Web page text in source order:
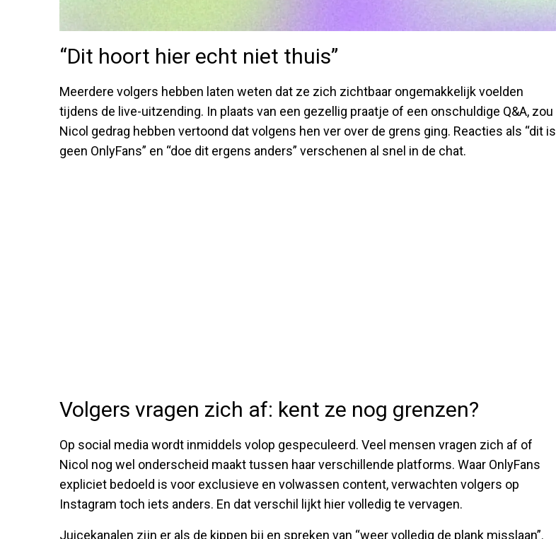
“Dit hoort hier echt niet thuis”
Meerdere volgers hebben laten weten dat ze zich zichtbaar ongemakkelijk voelden
tijdens de live-uitzending. In plaats van een gezellig praatje of een onschuldige Q&A, zou
Nicol gedrag hebben vertoond dat volgens hen ver over de grens ging. Reacties als “dit is
geen OnlyFans” en “doe dit ergens anders” verschenen al snel in de chat.
Volgers vragen zich af: kent ze nog grenzen?
Op social media wordt inmiddels volop gespeculeerd. Veel mensen vragen zich af of
Nicol nog wel onderscheid maakt tussen haar verschillende platforms. Waar OnlyFans
expliciet bedoeld is voor exclusieve en volwassen content, verwachten volgers op
Instagram toch iets anders. En dat verschil lijkt hier volledig te vervagen.
Juicekanalen zijn er als de kippen bij en spreken van “weer volledig de plank misslaan”.